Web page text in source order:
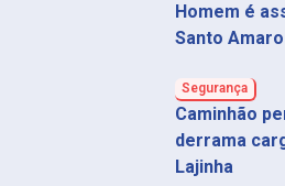
Homem é
Santo
Segurança
Caminhão
derrama
Lajinha